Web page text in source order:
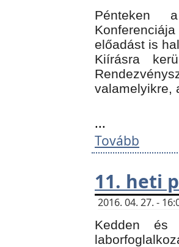
Pénteken
előadást is
Kiírásra
valamelyikre,
...
Tovább
11. heti
2016. 04. 27. -
Kedden és